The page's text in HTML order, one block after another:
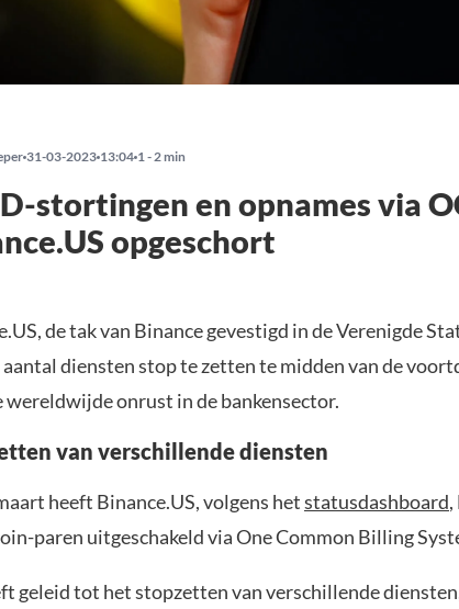
31-03-2023 13:04 1 - 2 min
stortingen en opnames via
opgeschort
de tak van Binance gevestigd in de Verenigde
aantal diensten stop te zetten te midden van de
wereldwijde onrust in de bankensector.
van verschillende diensten
heeft Binance.US, volgens hetstatusdashboard
paren uitgeschakeld via One Common Billing
geleid tot het stopzetten van verschillende